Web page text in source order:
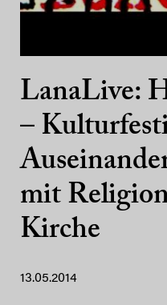
LanaLive:
–
mit
Kirche
13.05.2014